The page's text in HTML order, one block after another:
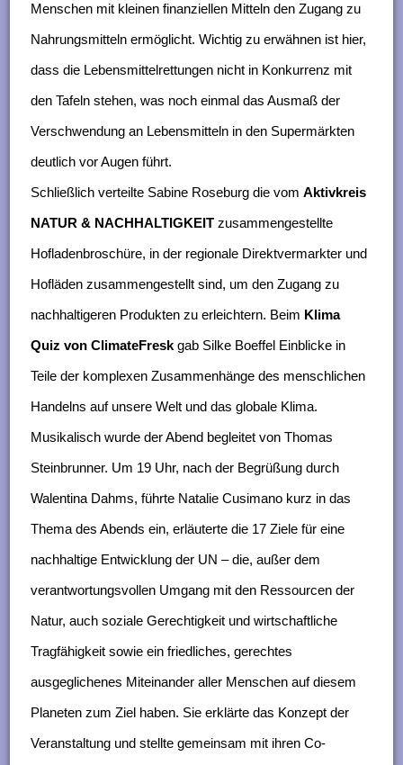
Menschen mit kleinen finanziellen Mitteln den Zugang zu
Nahrungsmitteln ermöglicht. Wichtig zu erwähnen ist hier,
dass die Lebensmittelrettungen nicht in Konkurrenz mit
den Tafeln stehen, was noch einmal das Ausmaß der
Verschwendung an Lebensmitteln in den Supermärkten
deutlich vor Augen führt.
Schließlich verteilte Sabine Roseburg die vom Aktivkreis
NATUR & NACHHALTIGKEITzusammengestellte
Hofladenbroschüre, in der regionale Direktvermarkter und
Hofläden zusammengestellt sind, um den Zugang zu
nachhaltigeren Produkten zu erleichtern. Beim Klima
Quiz von ClimateFreskgab Silke Boeffel Einblicke in
Teile der komplexen Zusammenhänge des menschlichen
Handelns auf unsere Welt und das globale Klima.
Musikalisch wurde der Abend begleitet von Thomas
Steinbrunner. Um 19 Uhr, nach der Begrüßung durch
Walentina Dahms, führte Natalie Cusimano kurz in das
Thema des Abends ein, erläuterte die 17 Ziele für eine
nachhaltige Entwicklung der UN – die, außer dem
verantwortungsvollen Umgang mit den Ressourcen der
Natur, auch soziale Gerechtigkeit und wirtschaftliche
Tragfähigkeit sowie ein friedliches, gerechtes
ausgeglichenes Miteinander aller Menschen auf diesem
Planeten zum Ziel haben. Sie erklärte das Konzept der
Veranstaltung und stellte gemeinsam mit ihren Co-